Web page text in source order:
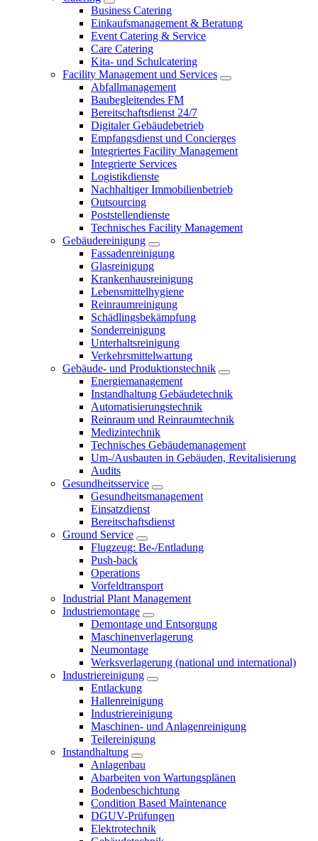
Business Catering
Einkaufsmanagement & Beratung
Event Catering & Service
Care Catering
Kita- und Schulcatering
Facility Management und Services
Abfallmanagement
Baubegleitendes FM
Bereitschaftsdienst 24/7
Digitaler Gebäudebetrieb
Empfangsdienst und Concierges
Integriertes Facility Management
Integrierte Services
Logistikdienste
Nachhaltiger Immobilienbetrieb
Outsourcing
Poststellendienste
Technisches Facility Management
Gebäudereinigung
Fassadenreinigung
Glasreinigung
Krankenhausreinigung
Lebensmittelhygiene
Reinraumreinigung
Schädlingsbekämpfung
Sonderreinigung
Unterhaltsreinigung
Verkehrsmittelwartung
Gebäude- und Produktionstechnik
Energiemanagement
Instandhaltung Gebäudetechnik
Automatisierungstechnik
Reinraum und Reinraumtechnik
Medizintechnik
Technisches Gebäudemanagement
Um-/Ausbauten in Gebäuden, Revitalisierung
Audits
Gesundheitsservice
Gesundheitsmanagement
Einsatzdienst
Bereitschaftsdienst
Ground Service
Flugzeug: Be-/Entladung
Push-back
Operations
Vorfeldtransport
Industrial Plant Management
Industriemontage
Demontage und Entsorgung
Maschinenverlagerung
Neumontage
Werksverlagerung (national und international)
Industriereinigung
Entlackung
Hallenreinigung
Industriereinigung
Maschinen- und Anlagenreinigung
Teilereinigung
Instandhaltung
Anlagenbau
Abarbeiten von Wartungsplänen
Bodenbeschichtung
Condition Based Maintenance
DGUV-Prüfungen
Elektrotechnik